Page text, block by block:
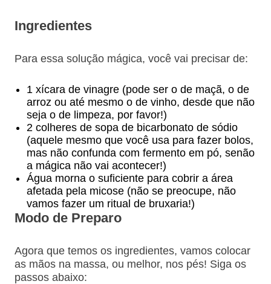
Ingredientes
Para essa solução mágica, você vai precisar de:
1 xícara de vinagre (pode ser o de maçã, o de
arroz ou até mesmo o de vinho, desde que não
seja o de limpeza, por favor!)
2 colheres de sopa de bicarbonato de sódio
(aquele mesmo que você usa para fazer bolos,
mas não confunda com fermento em pó, senão
a mágica não vai acontecer!)
Água morna o suficiente para cobrir a área
afetada pela micose (não se preocupe, não
vamos fazer um ritual de bruxaria!)
Modo de Preparo
Agora que temos os ingredientes, vamos colocar
as mãos na massa, ou melhor, nos pés! Siga os
passos abaixo: